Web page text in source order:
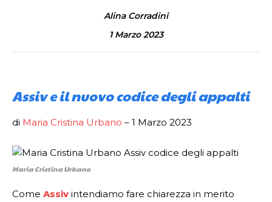
Alina Corradini
1 Marzo 2023
Assiv e il nuovo codice degli appalti
di Maria Cristina Urbano – 1 Marzo 2023
Maria Cristina Urbano
Come Assiv intendiamo fare chiarezza in merito